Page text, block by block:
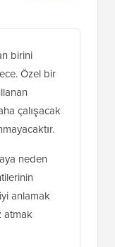
birini
Özel bir
çalışacak
neden
anlamak